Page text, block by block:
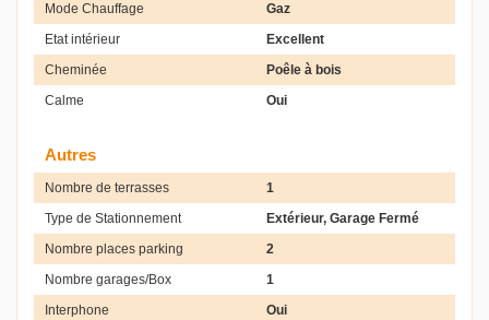
Mode Chauffage
Gaz
Etat intérieur
Excellent
Cheminée
Poêle à bois
Calme
Oui
Autres
Nombre de terrasses
1
Type de Stationnement
Extérieur, Garage Fermé
Nombre places parking
2
Nombre garages/Box
1
Interphone
Oui